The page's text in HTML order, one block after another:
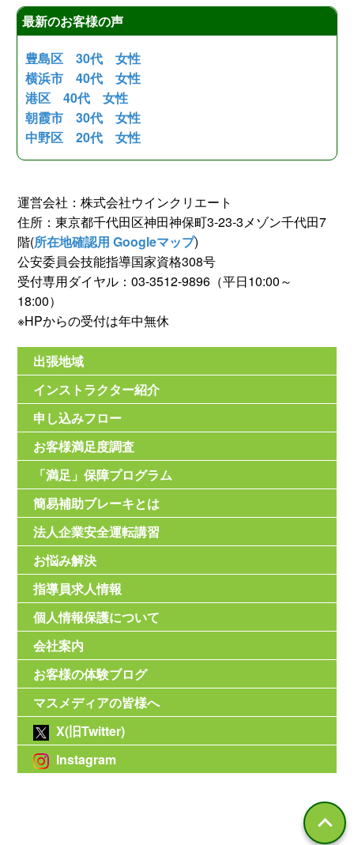
最新のお客様の声
豊島区 30代 女性
横浜市 40代 女性
港区 40代 女性
朝霞市 30代 女性
中野区 20代 女性
運営会社：株式会社ウインクリエート
住所：東京都千代田区神田神保町3-23-3メゾン千代田7
階(所在地確認用 Googleマップ)
公安委員会技能指導国家資格308号
受付専用ダイヤル：03-3512-9896（平日10:00～
18:00）
※HPからの受付は年中無休
出張地域
インストラクター紹介
申し込みフロー
お客様満足度調査
「満足」保障プログラム
簡易補助ブレーキとは
法人企業安全運転講習
お悩み解決
指導員求人情報
個人情報保護について
会社案内
お客様の体験ブログ
マスメディアの皆様へ
X(旧Twitter)
Instagram